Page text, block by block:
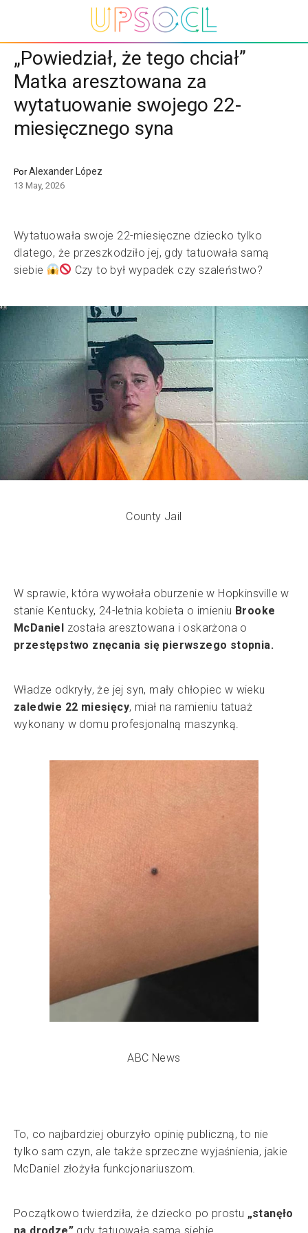
„Powiedział, że tego chciał”
Matka aresztowana za
wytatuowanie swojego 22-
miesięcznego syna
PorAlexander López
13 May, 2026
Wytatuowała swoje 22-miesięczne dziecko tylko
dlatego, że przeszkodziło jej, gdy tatuowała samą
siebie
Czy to był wypadek czy szaleństwo?
County Jail
W sprawie, która wywołała oburzenie w Hopkinsville w
stanie Kentucky, 24-letnia kobieta o imieniu Brooke
McDaniel została aresztowana i oskarżona o
przestępstwo znęcania się pierwszego stopnia.
Władze odkryły, że jej syn, mały chłopiec w wieku
zaledwie 22 miesięcy, miał na ramieniu tatuaż
wykonany w domu profesjonalną maszynką.
ABC News
To, co najbardziej oburzyło opinię publiczną, to nie
tylko sam czyn, ale także sprzeczne wyjaśnienia, jakie
McDaniel złożyła funkcjonariuszom.
Początkowo twierdziła, że dziecko po prostu „stanęło